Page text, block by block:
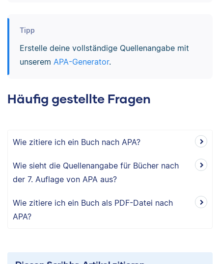
Tipp
Erstelle deine vollständige Quellenangabe mit
unserem APA-Generator.
Häufig gestellte Fragen
Wie zitiere ich ein Buch nach APA?
Wie sieht die Quellenangabe für Bücher nach
der 7. Auflage von APA aus?
Wie zitiere ich ein Buch als PDF-Datei nach
APA?